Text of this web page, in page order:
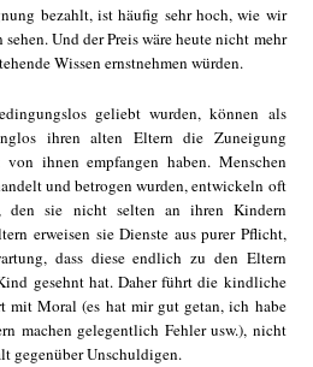
bezahlt, ist häufig sehr hoch, wie wir
Und der Preis wäre heute nicht mehr
Wissen ernstnehmen würden.
geliebt wurden, können als
ihren alten Eltern die Zuneigung
ihnen empfangen haben. Menschen
und betrogen wurden, entwickeln oft
den sie nicht selten an ihren Kindern
erweisen sie Dienste aus purer Pflicht,
dass diese endlich zu den Eltern
gesehnt hat. Daher führt die kindliche
mit Moral (es hat mir gut getan, ich habe
machen gelegentlich Fehler usw.), nicht
gegenüber Unschuldigen.